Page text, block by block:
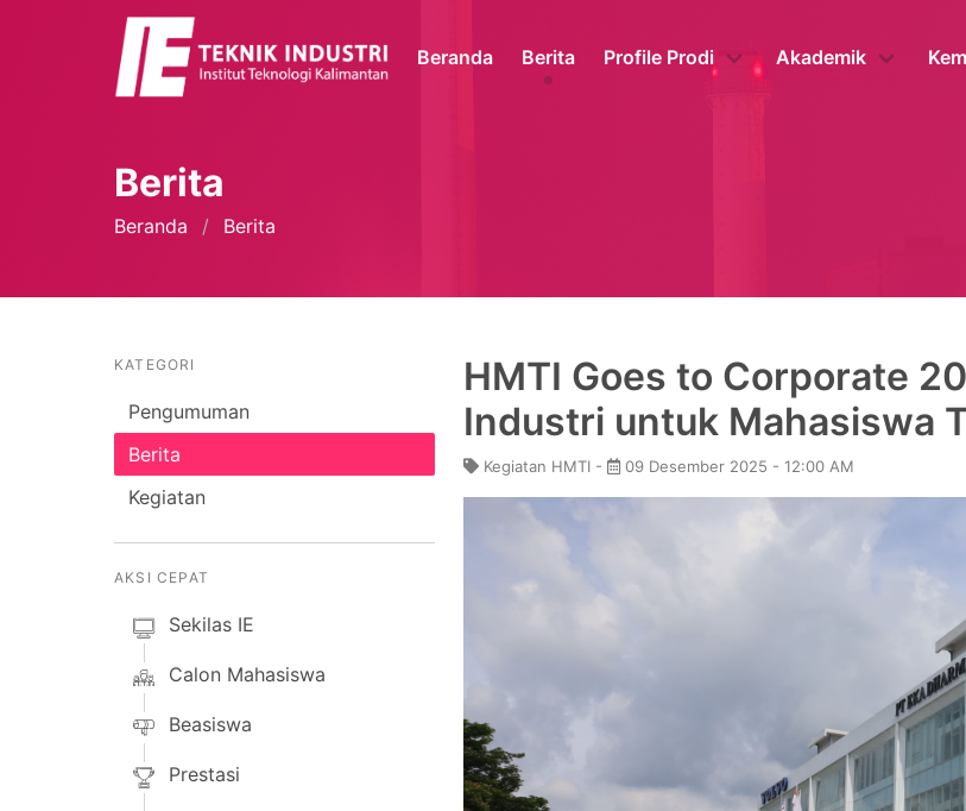
Beranda Berita Profile Prodi Akademik
Berita
Beranda Berita
KATEGORI
Pengumuman
Berita
Kegiatan
AKSI CEPAT
Sekilas IE
Calon Mahasiswa
Beasiswa
Prestasi
HMTI Goes to Corporate
Industri untuk Mahasiswa
Kegiatan HMTI - 09 Desember 2025 - 12:00 AM